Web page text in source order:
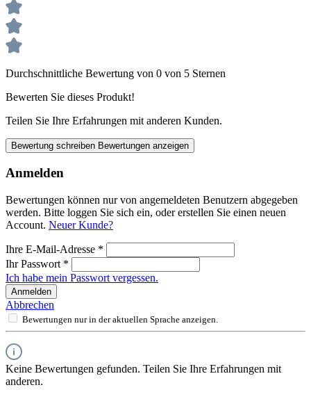
Durchschnittliche Bewertung von 0 von 5 Sternen
Bewerten Sie dieses Produkt!
Teilen Sie Ihre Erfahrungen mit anderen Kunden.
Bewertung schreiben Bewertungen anzeigen
Anmelden
Bewertungen können nur von angemeldeten Benutzern abgegeben
werden. Bitte loggen Sie sich ein, oder erstellen Sie einen neuen
Account. Neuer Kunde?
Ihre E-Mail-Adresse *
Ihr Passwort *
Ich habe mein Passwort vergessen.
Anmelden
Abbrechen
Bewertungen nur in der aktuellen Sprache anzeigen.
Keine Bewertungen gefunden. Teilen Sie Ihre Erfahrungen mit
anderen.